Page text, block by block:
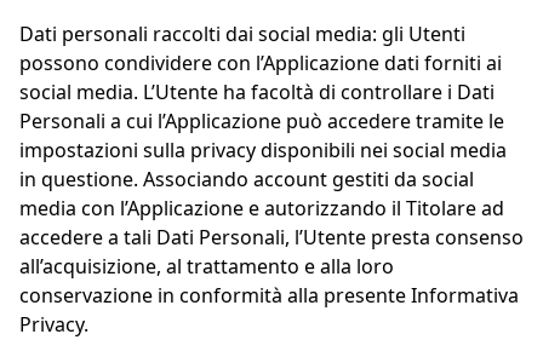
Dati personali raccolti dai social media: gli Utenti
possono condividere con l’Applicazione dati forniti ai
social media. L’Utente ha facoltà di controllare i Dati
Personali a cui l’Applicazione può accedere tramite le
impostazioni sulla privacy disponibili nei social media
in questione. Associando account gestiti da social
media con l’Applicazione e autorizzando il Titolare ad
accedere a tali Dati Personali, l’Utente presta consenso
all’acquisizione, al trattamento e alla loro
conservazione in conformità alla presente Informativa
Privacy.